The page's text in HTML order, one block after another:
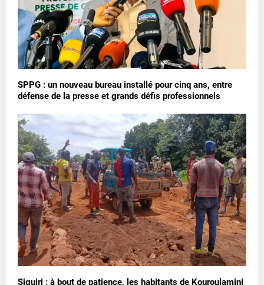
SPPG : un nouveau bureau installé pour cinq ans, entre
défense de la presse et grands défis professionnels
Siguiri : à bout de patience, les habitants de Kouroulamini